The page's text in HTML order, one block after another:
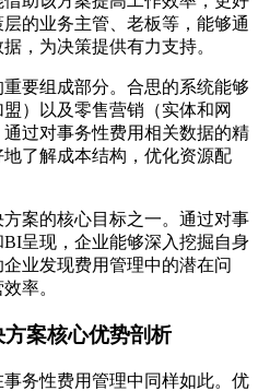
的业务主管、老板等，能够通
，为决策提供有力支持。
要组成部分。合思的系统能够
）以及零售营销（实体和网
过对事务性费用相关数据的精
了解成本结构，优化资源配
案的核心目标之一。通过对事
呈现，企业能够深入挖掘自身
业发现费用管理中的潜在问
率。
案核心优势剖析
务性费用管理中同样如此。优